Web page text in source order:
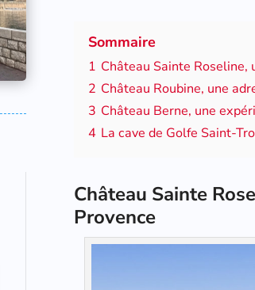
Sommaire
1 Château Sainte
2 Château Roubine, une
3 Château Berne, une
4 La cave de Golfe Saint-
Château Sainte
Provence